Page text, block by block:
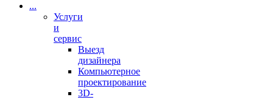
...
Услуги
и
сервис
Выезд
дизайнера
Компьютерное
проектирование
3D-